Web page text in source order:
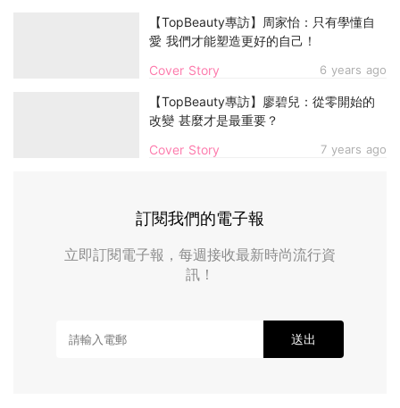
Cover Story 6 years ago
【TopBeauty專訪】周家怡：只有學懂自
愛 我們才能塑造更好的自己！
Cover Story 7 years ago
【TopBeauty專訪】廖碧兒：從零開始的
改變 甚麼才是最重要？
訂閱我們的電子報
立即訂閱電子報，每週接收最新時尚流行資
訊！
送出